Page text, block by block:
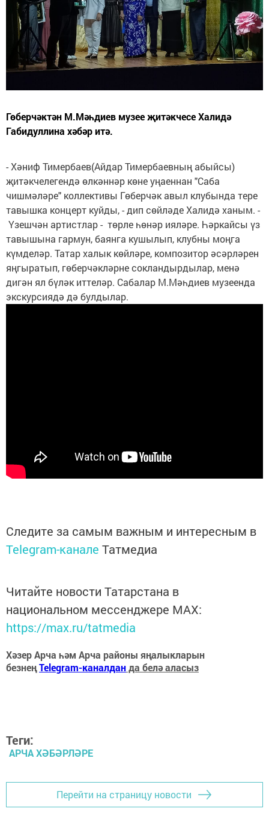
Гөберчәктән М.Мәһдиев музее җитәкчесе Халидә
Габидуллина хәбәр итә.
- Хәниф Тимербаев(Айдар Тимербаевның абыйсы)
җитәкчелегендә өлкәннәр көне уңаеннан "Саба
чишмәләре" коллективы Гөберчәк авыл клубында тере
тавышка концерт куйды, - дип сөйләде Халидә ханым. -
Үзешчән артистлар - төрле һөнәр ияләре. Һәркайсы үз
тавышына гармун, баянга кушылып, клубны моңга
күмделәр. Татар халык көйләре, композитор әсәрләрен
яңгыратып, гөберчәкләрне сокландырдылар, менә
дигән ял бүләк иттеләр. Сабалар М.Мәһдиев музеенда
экскурсиядә дә булдылар.
Следите за самым важным и интересным в
Telegram-канале Татмедиа
Читайте новости Татарстана в
национальном мессенджере MАХ:
https://max.ru/tatmedia
Хәзер Арча һәм Арча районы яңалыкларын
безнеңTelegram-каналданда белә аласыз
Теги:
АРЧА ХӘБӘРЛӘРЕ
Перейти на страницу новости